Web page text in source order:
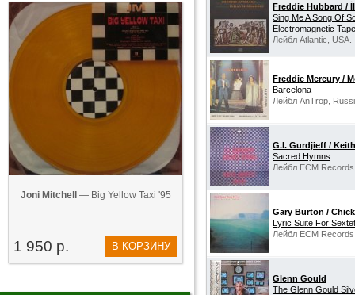
Joni Mitchell — Big Yellow Taxi '95
1 950 р. В КОРЗИНУ
Freddie Hubbard /
Sing Me A Song Of
Electromagnetic
Лейбл Atlantic, USA.
Freddie Mercury /
Barcelona
Лейбл AnTrop,
G.I. Gurdjieff /
Sacred Hymns
Лейбл ECM
Gary Burton /
Lyric Suite For Sextet
Лейбл ECM
Glenn Gould
The Glenn Gould